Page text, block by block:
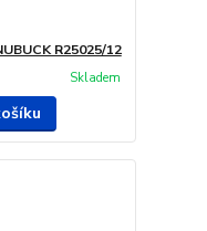
R25025/12
Skladem